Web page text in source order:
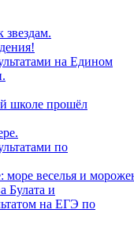
звездам.
на Едином
школе прошёл
по
море веселья и
Булата и
на ЕГЭ по